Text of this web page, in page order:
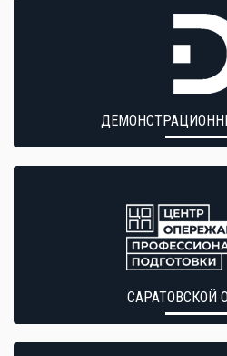
САРАТОВСКОЙ